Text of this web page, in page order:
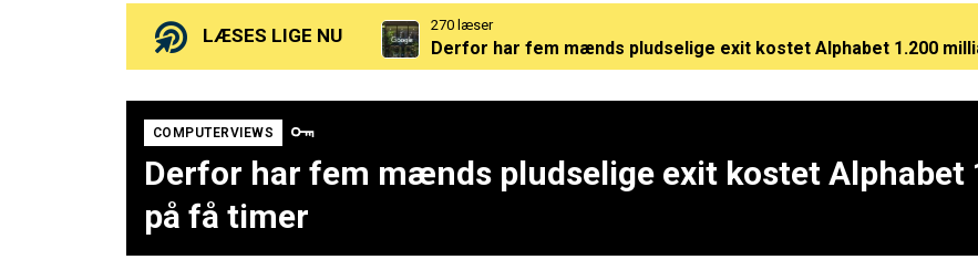
LÆSES LIGE NU 256 læser
Nu hæver kinesiske DeepSeek pludselig sine token-priser
COMPUTERVIEWS
Derfor har fem mænds pludselige exit kostet
på få timer